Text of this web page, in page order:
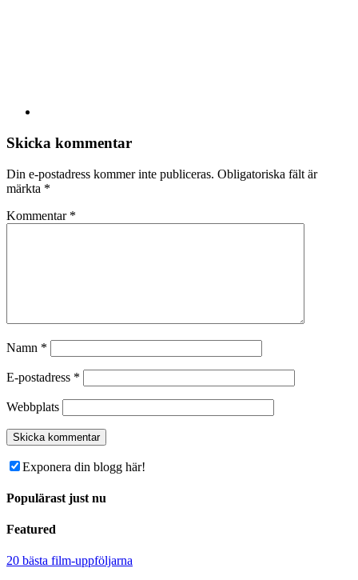
Skicka kommentar
Din e-postadress kommer inte publiceras. Obligatoriska fält är
märkta *
Kommentar *
Namn *
E-postadress *
Webbplats
Exponera din blogg här!
Populärast just nu
Featured
20 bästa film-uppföljarna